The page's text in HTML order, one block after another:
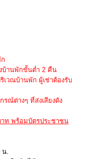
บ้านพักขั้นต่ำ 2 คืน
เวณบ้านพัก ผู้เช่าต้องรับ
ณ์ต่างๆ ที่ส่งเสียงดัง
าท พร้อมบัตรประชาชน
น.